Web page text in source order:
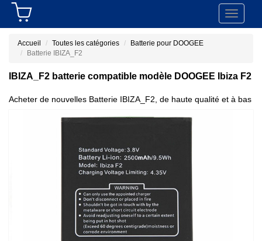
Toggle
Accueil Toutes les catégories
Batterie pour DOOGEE
Batterie IBIZA_F2
IBIZA_F2 batterie compatible modèle DOOGEE Ibiza F2
Acheter de nouvelles Batterie IBIZA_F2, de haute qualité et à bas